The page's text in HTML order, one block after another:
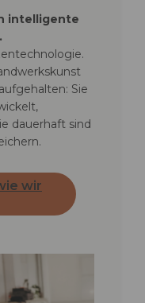
intelligente
Sie
dauerhaft sind
wir